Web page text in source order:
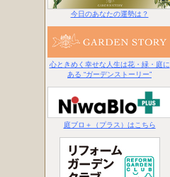
今日のあなたの運勢は？
心ときめく幸せな人生は花・緑・庭に
ある “ガーデンストーリー”
庭ブロ＋（プラス）はこちら